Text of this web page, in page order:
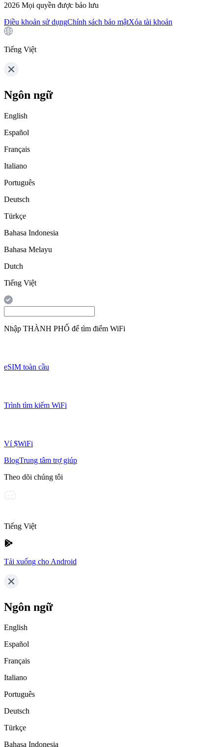
2026 Mọi quyền được bảo lưu
Điều khoản sử dụngChính sách bảo mậtXóa tài khoản
Tiếng Việt
Ngôn ngữ
English
Español
Français
Italiano
Português
Deutsch
Türkçe
Bahasa Indonesia
Bahasa Melayu
Dutch
Tiếng Việt
Nhập THÀNH PHỐ để tìm điểm WiFi
eSIM toàn cầu
Trình tìm kiếm WiFi
Ví $WiFi
BlogTrung tâm trợ giúp
Theo dõi chúng tôi
Tiếng Việt
Tải xuống cho Android
Ngôn ngữ
English
Español
Français
Italiano
Português
Deutsch
Türkçe
Bahasa Indonesia